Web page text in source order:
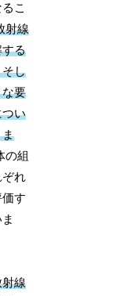
こ
射線
する
そし
な要
つい
ま
の組
ぞれ
す
射線